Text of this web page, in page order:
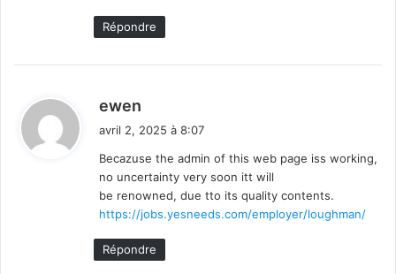
Répondre
ewen
:
avril 2, 2025 à 8:07
Becazuse the admin of this web page iss working,
no uncertainty very soon itt will
be renowned, due tto its quality contents.
https://jobs.yesneeds.com/employer/loughman/
Répondre